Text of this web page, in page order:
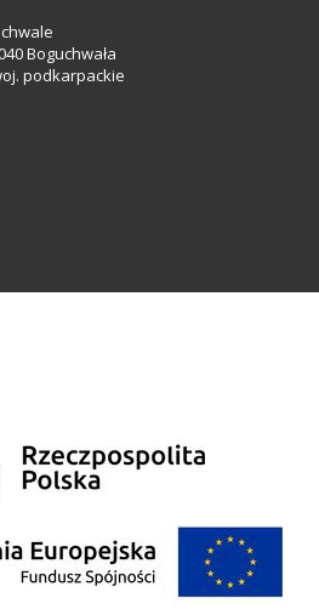
Boguchwała
podkarpackie